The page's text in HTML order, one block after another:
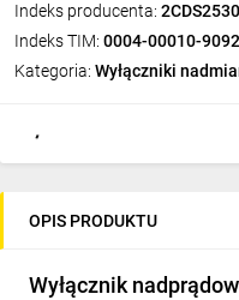
Indeks producenta:
Indeks TIM: 0004-00010-
Kategoria: Wyłączniki
OPIS PRODUKTU
Wyłącznik